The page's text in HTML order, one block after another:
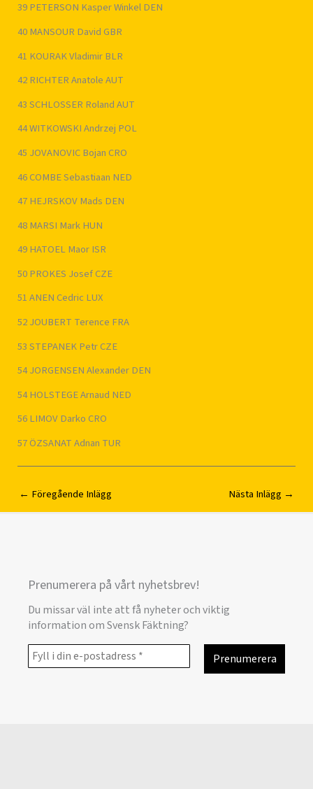
39 PETERSON Kasper Winkel DEN
40 MANSOUR David GBR
41 KOURAK Vladimir BLR
42 RICHTER Anatole AUT
43 SCHLOSSER Roland AUT
44 WITKOWSKI Andrzej POL
45 JOVANOVIC Bojan CRO
46 COMBE Sebastiaan NED
47 HEJRSKOV Mads DEN
48 MARSI Mark HUN
49 HATOEL Maor ISR
50 PROKES Josef CZE
51 ANEN Cedric LUX
52 JOUBERT Terence FRA
53 STEPANEK Petr CZE
54 JORGENSEN Alexander DEN
54 HOLSTEGE Arnaud NED
56 LIMOV Darko CRO
57 ÖZSANAT Adnan TUR
← Föregående Inlägg Nästa Inlägg →
Prenumerera på vårt nyhetsbrev!
Du missar väl inte att få nyheter och viktig
information om Svensk Fäktning?